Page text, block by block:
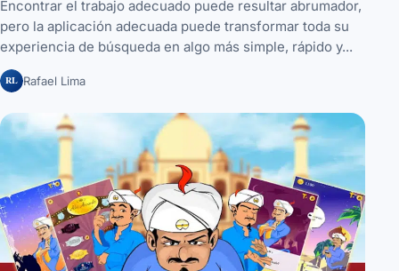
Encontrar el trabajo adecuado puede resultar abrumador,
pero la aplicación adecuada puede transformar toda su
experiencia de búsqueda en algo más simple, rápido y...
RL Rafael Lima